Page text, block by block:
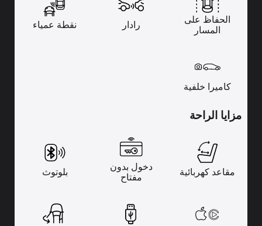
الحفاظ على
المسار
رادار نقطة عمياء
كاميرا خلفية
مزايا الراحة
مقاعد كهربائية
دخول بدون
مفتاح
بلوتوث